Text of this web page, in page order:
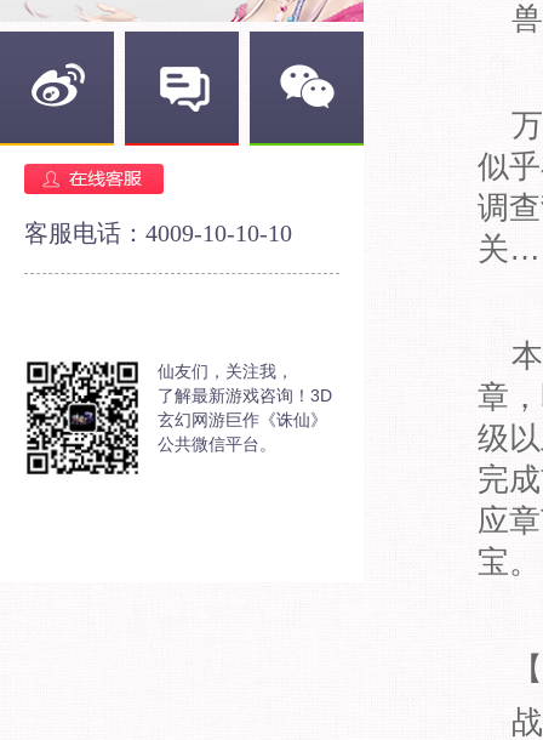
客服电话：4009-10-10-10
仙友们，关注我，
了解最新游戏咨询！3D
玄幻网游巨作《诛仙》
公共微信平台。
兽
万
似
调
关
本
章
级
完
应
宝。
【
战